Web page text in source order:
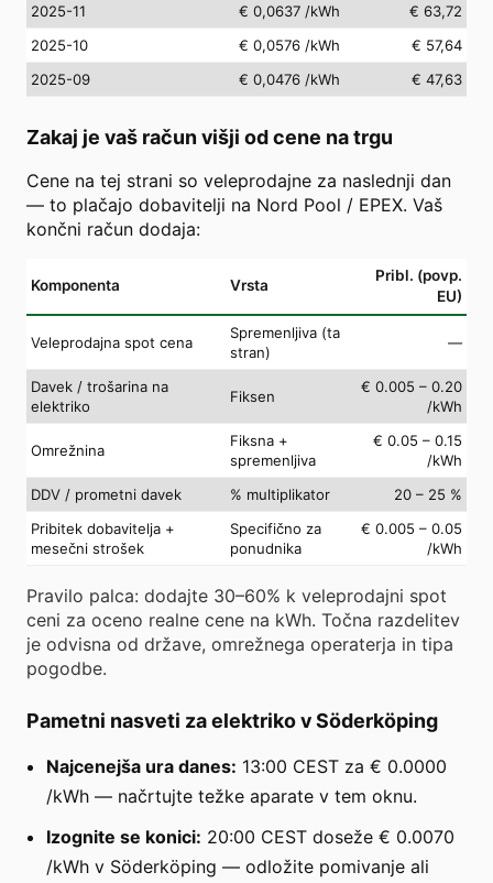
2025-11
€ 0,0637 /kWh
€ 63,72
2025-10
€ 0,0576 /kWh
€ 57,64
2025-09
€ 0,0476 /kWh € 47,63
Zakaj je vaš račun višji od cene na trgu
Cene na tej strani so veleprodajne za naslednji dan
— to plačajo dobavitelji na Nord Pool / EPEX. Vaš
končni račun dodaja:
Komponenta Vrsta
Pribl. (povp.
EU)
Veleprodajna spot cena
Spremenljiva (ta
stran)
—
Davek / trošarina na
elektriko
Fiksen
€ 0.005 – 0.20
/kWh
Omrežnina
Fiksna +
spremenljiva
€ 0.05 – 0.15
/kWh
DDV / prometni davek
% multiplikator
20 – 25 %
Pribitek dobavitelja +
mesečni strošek
Specifično za
ponudnika
€ 0.005 – 0.05
/kWh
Pravilo palca: dodajte 30–60% k veleprodajni spot
ceni za oceno realne cene na kWh. Točna razdelitev
je odvisna od države, omrežnega operaterja in tipa
pogodbe.
Pametni nasveti za elektriko v Söderköping
Najcenejša ura danes: 13:00 CEST za € 0.0000
/kWh — načrtujte težke aparate v tem oknu.
Izognite se konici: 20:00 CEST doseže € 0.0070
/kWh v Söderköping — odložite pomivanje ali